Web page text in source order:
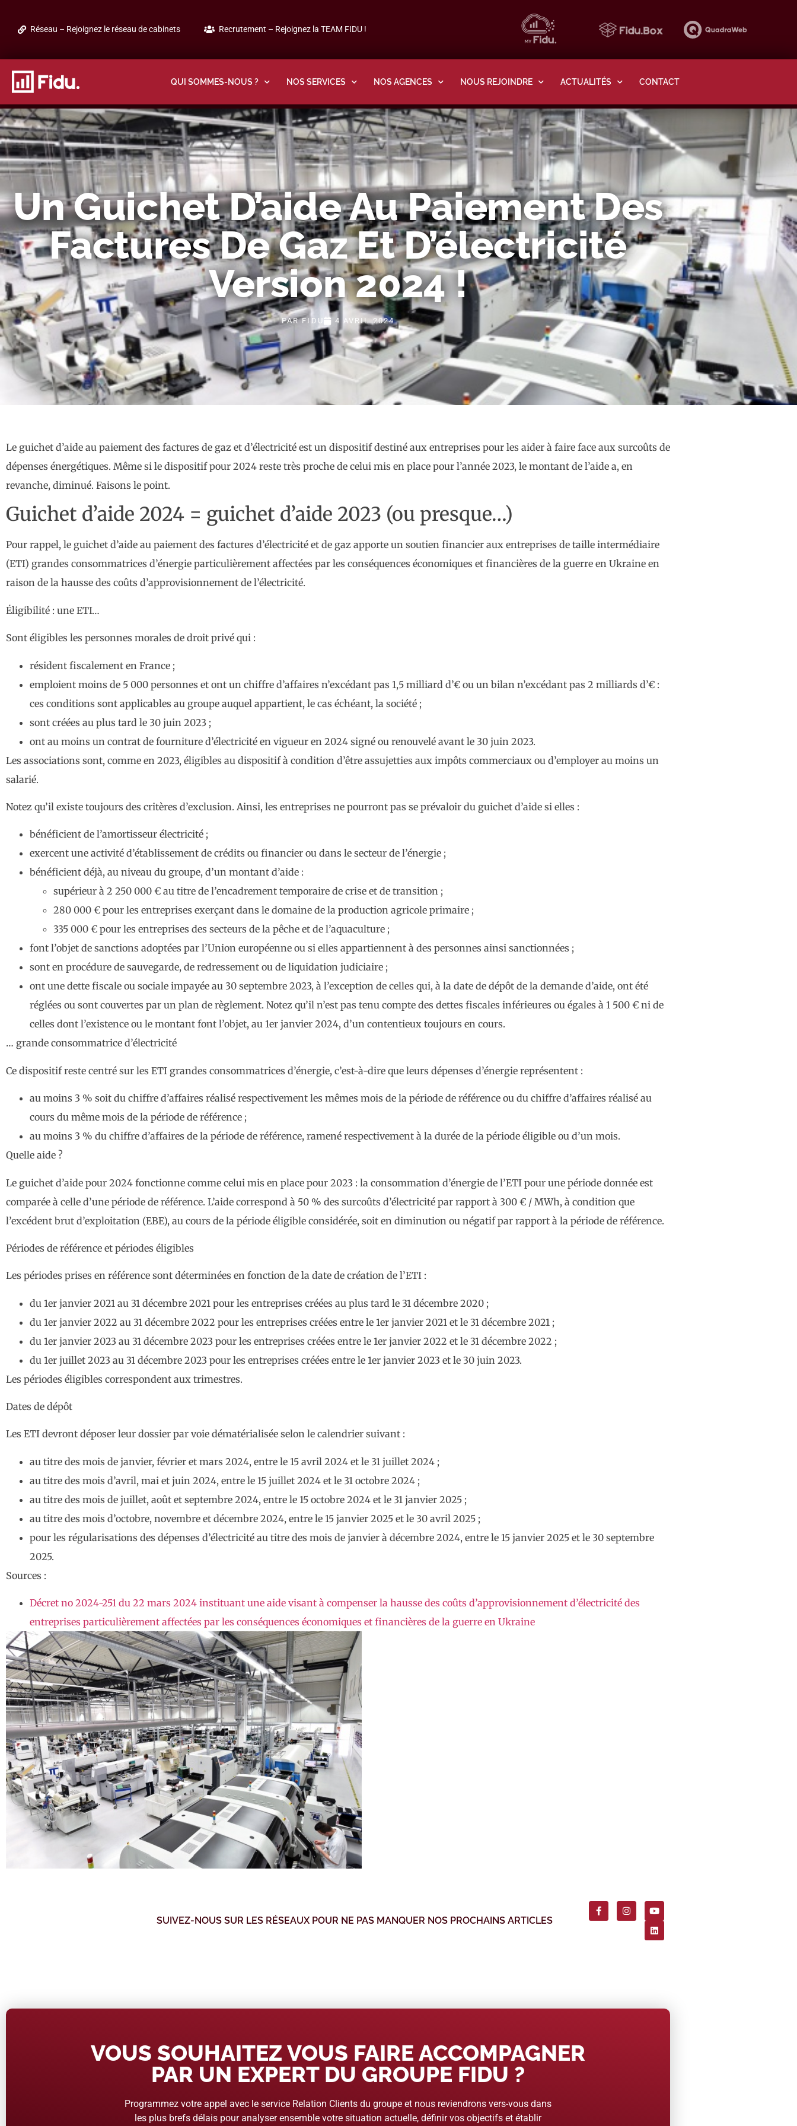
Réseau – Rejoignez le réseau de cabinets Recrutement – Rejoignez la TEAM FIDU !
QUI SOMMES-NOUS ? NOS SERVICES NOS AGENCES NOUS REJOINDRE ACTUALITÉS CONTACT
Un Guichet D’aide Au Paiement Des
Factures De Gaz Et D’électricité
Version 2024 !
PARFIDU 4 AVRIL 2024
Le guichet d’aide au paiement des factures de gaz et d’électricité est un dispositif destiné aux entreprises pour les aider à faire face aux surcoûts de
dépenses énergétiques. Même si le dispositif pour 2024 reste très proche de celui mis en place pour l’année 2023, le montant de l’aide a, en
revanche, diminué. Faisons le point.
Guichet d’aide 2024 = guichet d’aide 2023 (ou presque…)
Pour rappel, le guichet d’aide au paiement des factures d’électricité et de gaz apporte un soutien financier aux entreprises de taille intermédiaire
(ETI) grandes consommatrices d’énergie particulièrement affectées par les conséquences économiques et financières de la guerre en Ukraine en
raison de la hausse des coûts d’approvisionnement de l’électricité.
Éligibilité : une ETI…
Sont éligibles les personnes morales de droit privé qui :
résident fiscalement en France ;
emploient moins de 5 000 personnes et ont un chiffre d’affaires n’excédant pas 1,5 milliard d’€ ou un bilan n’excédant pas 2 milliards d’€ :
ces conditions sont applicables au groupe auquel appartient, le cas échéant, la société ;
sont créées au plus tard le 30 juin 2023 ;
ont au moins un contrat de fourniture d’électricité en vigueur en 2024 signé ou renouvelé avant le 30 juin 2023.
Les associations sont, comme en 2023, éligibles au dispositif à condition d’être assujetties aux impôts commerciaux ou d’employer au moins un
salarié.
Notez qu’il existe toujours des critères d’exclusion. Ainsi, les entreprises ne pourront pas se prévaloir du guichet d’aide si elles :
bénéficient de l’amortisseur électricité ;
exercent une activité d’établissement de crédits ou financier ou dans le secteur de l’énergie ;
bénéficient déjà, au niveau du groupe, d’un montant d’aide :
supérieur à 2 250 000 € au titre de l’encadrement temporaire de crise et de transition ;
280 000 € pour les entreprises exerçant dans le domaine de la production agricole primaire ;
335 000 € pour les entreprises des secteurs de la pêche et de l’aquaculture ;
font l’objet de sanctions adoptées par l’Union européenne ou si elles appartiennent à des personnes ainsi sanctionnées ;
sont en procédure de sauvegarde, de redressement ou de liquidation judiciaire ;
ont une dette fiscale ou sociale impayée au 30 septembre 2023, à l’exception de celles qui, à la date de dépôt de la demande d’aide, ont été
réglées ou sont couvertes par un plan de règlement. Notez qu’il n’est pas tenu compte des dettes fiscales inférieures ou égales à 1 500 € ni de
celles dont l’existence ou le montant font l’objet, au 1er janvier 2024, d’un contentieux toujours en cours.
… grande consommatrice d’électricité
Ce dispositif reste centré sur les ETI grandes consommatrices d’énergie, c’est-à-dire que leurs dépenses d’énergie représentent :
au moins 3 % soit du chiffre d’affaires réalisé respectivement les mêmes mois de la période de référence ou du chiffre d’affaires réalisé au
cours du même mois de la période de référence ;
au moins 3 % du chiffre d’affaires de la période de référence, ramené respectivement à la durée de la période éligible ou d’un mois.
Quelle aide ?
Le guichet d’aide pour 2024 fonctionne comme celui mis en place pour 2023 : la consommation d’énergie de l’ETI pour une période donnée est
comparée à celle d’une période de référence. L’aide correspond à 50 % des surcoûts d’électricité par rapport à 300 € / MWh, à condition que
l’excédent brut d’exploitation (EBE), au cours de la période éligible considérée, soit en diminution ou négatif par rapport à la période de référence.
Périodes de référence et périodes éligibles
Les périodes prises en référence sont déterminées en fonction de la date de création de l’ETI :
du 1er janvier 2021 au 31 décembre 2021 pour les entreprises créées au plus tard le 31 décembre 2020 ;
du 1er janvier 2022 au 31 décembre 2022 pour les entreprises créées entre le 1er janvier 2021 et le 31 décembre 2021 ;
du 1er janvier 2023 au 31 décembre 2023 pour les entreprises créées entre le 1er janvier 2022 et le 31 décembre 2022 ;
du 1er juillet 2023 au 31 décembre 2023 pour les entreprises créées entre le 1er janvier 2023 et le 30 juin 2023.
Les périodes éligibles correspondent aux trimestres.
Dates de dépôt
Les ETI devront déposer leur dossier par voie dématérialisée selon le calendrier suivant :
au titre des mois de janvier, février et mars 2024, entre le 15 avril 2024 et le 31 juillet 2024 ;
au titre des mois d’avril, mai et juin 2024, entre le 15 juillet 2024 et le 31 octobre 2024 ;
au titre des mois de juillet, août et septembre 2024, entre le 15 octobre 2024 et le 31 janvier 2025 ;
au titre des mois d’octobre, novembre et décembre 2024, entre le 15 janvier 2025 et le 30 avril 2025 ;
pour les régularisations des dépenses d’électricité au titre des mois de janvier à décembre 2024, entre le 15 janvier 2025 et le 30 septembre
2025.
Sources :
Décret no 2024-251 du 22 mars 2024 instituant une aide visant à compenser la hausse des coûts d’approvisionnement d’électricité des
entreprises particulièrement affectées par les conséquences économiques et financières de la guerre en Ukraine
SUIVEZ-NOUS SUR LES RÉSEAUX POUR NE PAS MANQUER NOS PROCHAINS ARTICLES
VOUS SOUHAITEZ VOUS FAIRE ACCOMPAGNER
PAR UN EXPERT DU GROUPE FIDU ?
Programmez votre appel avec le service Relation Clients du groupe et nous reviendrons vers-vous dans
les plus brefs délais pour analyser ensemble votre situation actuelle, définir vos objectifs et établir